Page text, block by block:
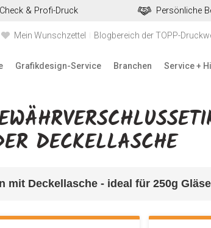
& Profi-Druck Persönliche
Mein Wunschzettel Blogbereich der TOPP-
Grafikdesign-Service Branchen Service +
DECKELLASCHE
mit Deckellasche - ideal für 250g